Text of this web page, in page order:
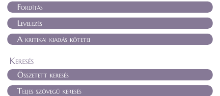
Fordítás
Levelezés
A kritikai kiadás kötetei
Keresés
Összetett keresés
Teljes szövegű keresés